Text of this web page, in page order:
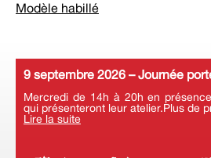
Modèle habillé
9 septembre 2026 – Journée
Mercredi de 14h à 20h en
qui présenteront leur atelier.Plus de
Lire la suite